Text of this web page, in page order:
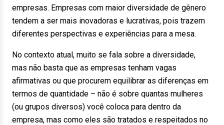
empresas. Empresas com maior diversidade de gênero
tendem a ser mais inovadoras e lucrativas, pois trazem
diferentes perspectivas e experiências para a mesa.
No contexto atual, muito se fala sobre a diversidade,
mas não basta que as empresas tenham vagas
afirmativas ou que procurem equilibrar as diferenças em
termos de quantidade – não é sobre quantas mulheres
(ou grupos diversos) você coloca para dentro da
empresa, mas como eles são tratados e respeitados no